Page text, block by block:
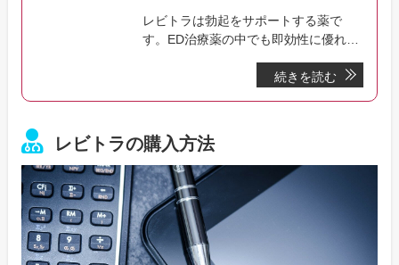
レビトラは勃起をサポートする薬で
す。ED治療薬の中でも即効性に優れて
発揮され、5～10時間の間効果が持続
しています。
続きを読む
レビトラの購入方法